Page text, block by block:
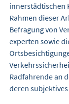
innerstädtischen
Rahmen dieser
Befragung von
experten sowie
Radfahrende an
deren